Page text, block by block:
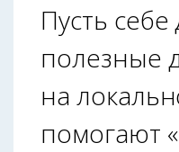
Пусть
полезные
на
помогают